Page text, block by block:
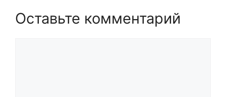
Оставьте комментарий